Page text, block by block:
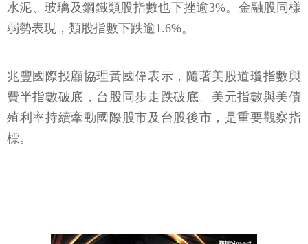
水泥、玻璃及鋼鐵類股指數也下挫逾3%。金融股同樣
弱勢表現，類股指數下跌逾1.6%。
兆豐國際投顧協理黃國偉表示，隨著美股道瓊指數與
費半指數破底，台股同步走跌破底。美元指數與美債
殖利率持續牽動國際股市及台股後市，是重要觀察指
標。